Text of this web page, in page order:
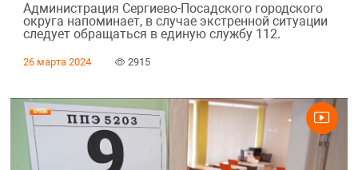
Администрация Сергиево-Посадского городского
округа напоминает, в случае экстренной ситуации
следует обращаться в единую службу 112.
26 марта 2024 2915